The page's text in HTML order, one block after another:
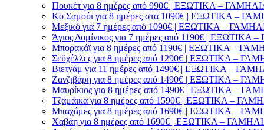
Πουκέτ για 8 ημέρες από 990€ | ΕΞΩΤΙΚΑ –
Κο Σαμούι για 8 ημέρες στα 1090€ | ΕΞΩΤΙΚΑ –
Μεξικό για 7 ημέρες από 1090€ | ΕΞΩΤΙΚΑ –
Άγιος Δομίνικος για 7 ημέρες από 1190€ | ΕΞΩΤΙΚΑ
Μπορακάϊ για 8 ημέρες από 1190€ | ΕΞΩΤΙΚΑ –
Σεϋχέλλες για 8 ημέρες από 1290€ | ΕΞΩΤΙΚΑ –
Βιετνάμ για 11 ημέρες από 1490€ | ΕΞΩΤΙΚΑ –
Ζανζιβάρη για 8 ημέρες από 1490€ | ΕΞΩΤΙΚΑ –
Μαυρίκιος για 8 ημέρες από 1490€ | ΕΞΩΤΙΚΑ –
Τζαμάικα για 8 ημέρες από 1590€ | ΕΞΩΤΙΚΑ –
Μπαχάμες για 8 ημέρες από 1690€ | ΕΞΩΤΙΚΑ –
Χαβάη για 8 ημέρες από 1690€ | ΕΞΩΤΙΚΑ –